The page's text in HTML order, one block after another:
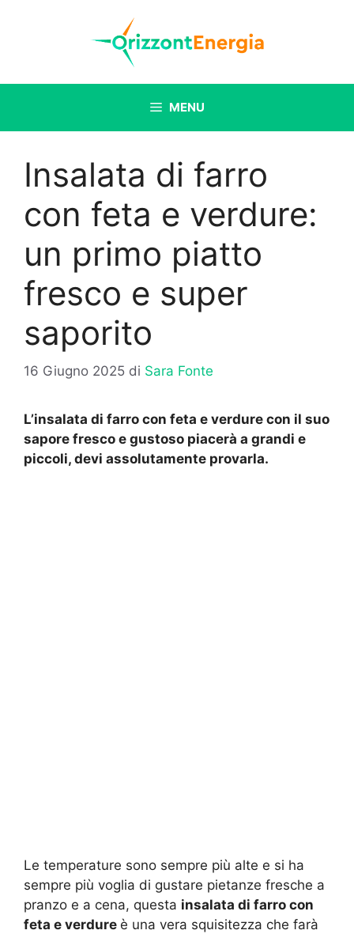
MENU
Insalata di farro
con feta e verdure:
un primo piatto
fresco e super
saporito
16 Giugno 2025 di Sara Fonte
L’insalata di farro con feta e verdure con il suo
sapore fresco e gustoso piacerà a grandi e
piccoli, devi assolutamente provarla.
Le temperature sono sempre più alte e si ha
sempre più voglia di gustare pietanze fresche a
pranzo e a cena, questa insalata di farro con
feta e verdure è una vera squisitezza che farà